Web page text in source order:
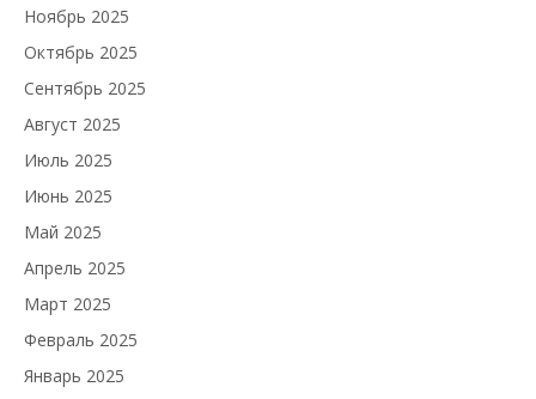
Ноябрь 2025
Октябрь 2025
Сентябрь 2025
Август 2025
Июль 2025
Июнь 2025
Май 2025
Апрель 2025
Март 2025
Февраль 2025
Январь 2025